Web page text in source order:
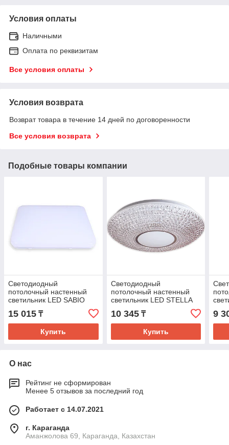
Условия оплаты
Наличными
Оплата по реквизитам
Все условия оплаты
Условия возврата
Возврат товара в течение 14 дней по договоренности
Все условия возврата
Подобные товары компании
Светодиодный
потолочный настенный
светильник LED SABIO
48W4000K
15 015 ₸
Купить
Светодиодный
потолочный настенный
светильник LED STELLA
48W 5000K
10 345₸
Купить
9
О нас
Рейтинг не сформирован
Менее 5 отзывов за последний год
Работает с 14.07.2021
г. Караганда
Аманжолова 69, Караганда, Казахстан